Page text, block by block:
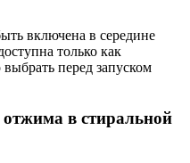
включена в середине
только как
перед запуском
в стиральной